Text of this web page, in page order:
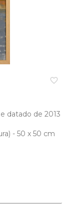
favorite_border
datado de 2013
- 50 x 50 cm